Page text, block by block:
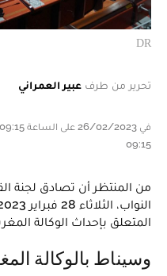
DR
تحرير من طرف عبير العمراني
09:15
من المنتظر أن تصادق لجنة
المتعلق بإحداث الوكالة
وسيناط بالوكالة المغربية للأدوية والمنتجات